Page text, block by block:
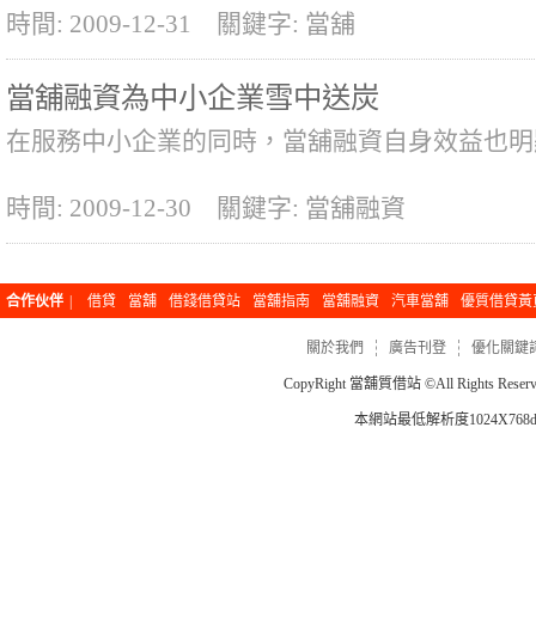
時間: 2009-12-31 關鍵字: 當舖
當舖融資為中小企業雪中送炭
在服務中小企業的同時，當舖融資自身效益也
時間: 2009-12-30 關鍵字: 當舖融資
合作伙伴 借貸 當舖 借錢借貸站 當舖指南 當舖融資 汽車當舖 優質借貸黃
關於我們 廣告刊登 優化關鍵
CopyRight當舖質借站 ©All Rights
本網站最低解析度